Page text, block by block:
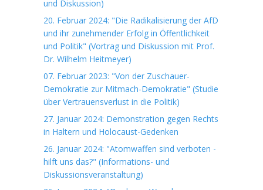
und Diskussion)
20. Februar 2024: "Die Radikalisierung der AfD
und ihr zunehmender Erfolg in Öffentlichkeit
und Politik" (Vortrag und Diskussion mit Prof.
Dr. Wilhelm Heitmeyer)
07. Februar 2023: "Von der Zuschauer-
Demokratie zur Mitmach-Demokratie" (Studie
über Vertrauensverlust in die Politik)
27. Januar 2024: Demonstration gegen Rechts
in Haltern und Holocaust-Gedenken
26. Januar 2024: "Atomwaffen sind verboten -
hilft uns das?" (Informations- und
Diskussionsveranstaltung)